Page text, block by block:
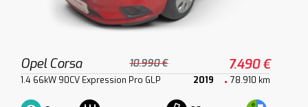
Opel Corsa 10.990 € 7.490 €
1.4 66kW 90CV Expression Pro GLP 2019 78.910 km